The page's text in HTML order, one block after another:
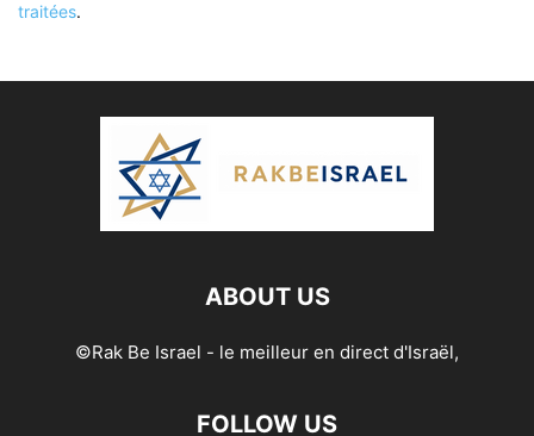
traitées.
ABOUT US
©Rak Be Israel - le meilleur en direct d'Israël,
FOLLOW US